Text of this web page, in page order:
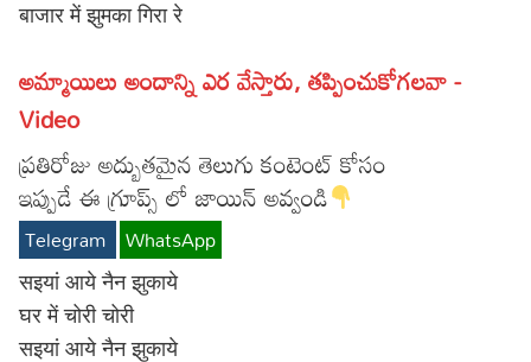
Lyrics in Tamil – Movie Songs
बाजार में झुमका गिरा रे
అమ్మాయిలు అందాన్ని ఎర వేస్తారు, తప్పించుకోగలవా -
Video
ప్రతిరోజు అద్బుతమైన తెలుగు కంటెంట్ కోసం
ఇప్పుడే ఈ గ్రూప్స్ లో జాయిన్ అవ్వండి
Telegram WhatsApp
सइयां आये नैन झुकाये
घर में चोरी चोरी
सइयां आये नैन झुकाये